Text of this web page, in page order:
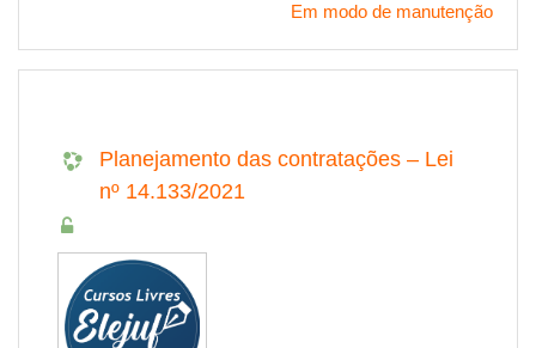
Em modo de manutenção
Planejamento das contratações – Lei
nº 14.133/2021